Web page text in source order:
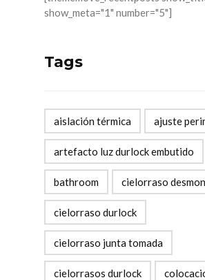
show_meta="1" number="5"]
Tags
aislación térmica ajuste
artefacto luz durlock embutido
bathroom cielorraso
cielorraso durlock
cielorraso junta tomada
cielorrasos durlock